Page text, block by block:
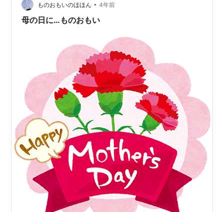
念公園の門のネコバスの記念撮影を済ませて園内に入る
と…… ラピュタのロボット兵が歩いとる!!!! …
ものおもいのほほん • 4年前
母の日に…ものおもい